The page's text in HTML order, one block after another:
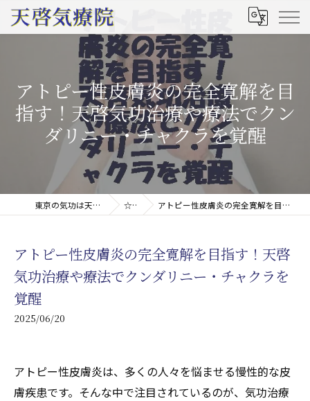
アトピー性皮膚炎の完全寛解を目
指す！天啓気功治療や療法でクン
ダリニー・チャクラを覚醒
東京の気功は天啓気療院(天啓気功療法治療院) ☆コラム アトピー性皮膚炎の完全寛解を目指す！天啓気功治療や療法でクンダリニー・チャクラを覚醒
アトピー性皮膚炎の完全寛解を目指す！天啓
気功治療や療法でクンダリニー・チャクラを
覚醒
2025/06/20
アトピー性皮膚炎は、多くの人々を悩ませる慢性的な皮
膚疾患です。そんな中で注目されているのが、気功治療